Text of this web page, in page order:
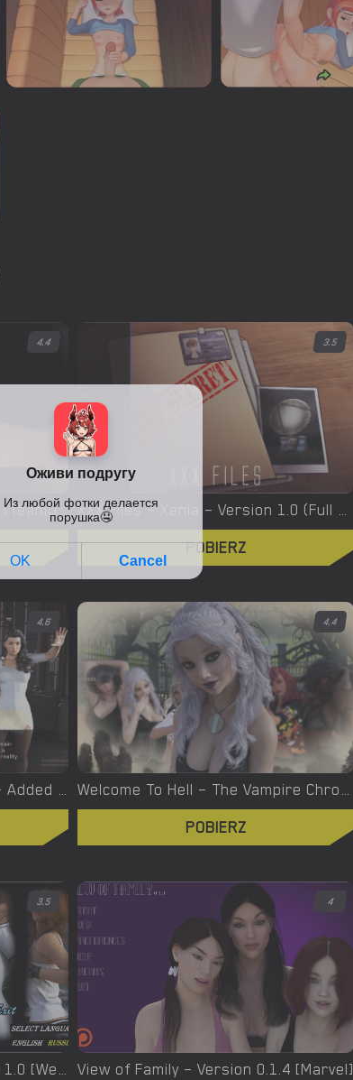
4.4
Yes, We Are – New Version 4 [TeamOfOne]
3.5
XXX Files – Xenia – Version 1.0 (Full Game) [FutaDomWorld]
POBIERZ
4.6
Witchcraft – Version 0.9.8p – Added Android Port [Red Silhouette]
4.4
Welcome To Hell – The Vampire Chronicles – New Version 0.1.0 Remastered [NoobPRO Games]
POBIERZ
3.5
Virgin’s Story – Final Version 1.0 [Wet Pantsu Games]
4
View of Family – Version 0.1.4 [Marvel]